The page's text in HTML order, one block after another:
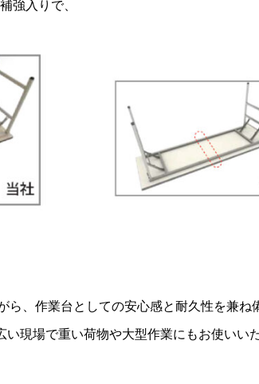
強入りで、
ら、作業台としての安心感と耐久性を兼ね
現場で重い荷物や大型作業にもお使いい